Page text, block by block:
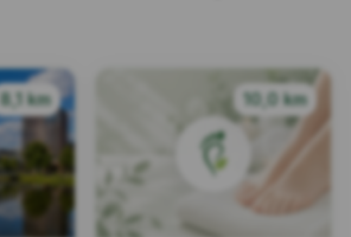
8,1 km 10,0 km